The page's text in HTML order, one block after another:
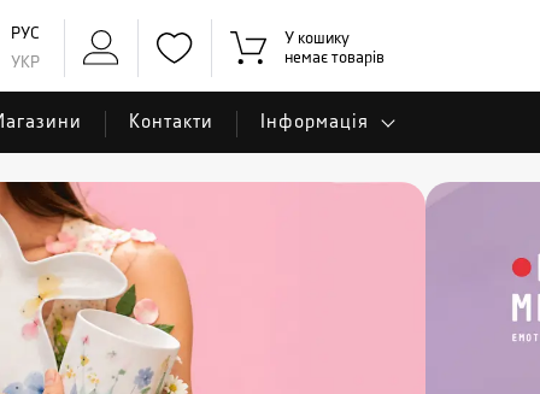
РУС
УКР
У кошику
немає товарів
Контакти Інформація